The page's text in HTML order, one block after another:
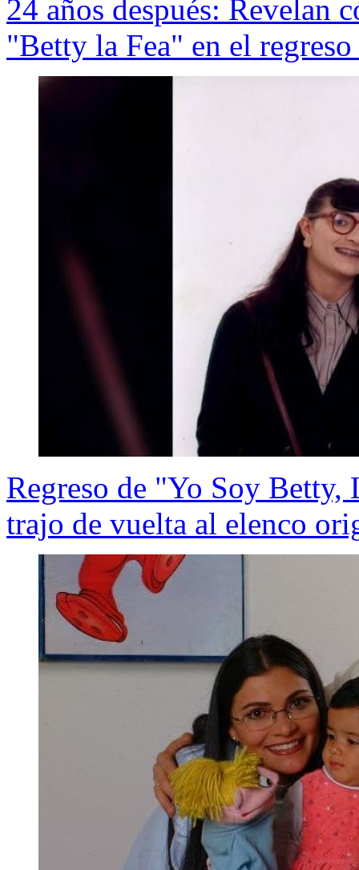
24 años después: Revelan
"Betty la Fea" en el
Regreso de "Yo Soy
trajo de vuelta al elenco